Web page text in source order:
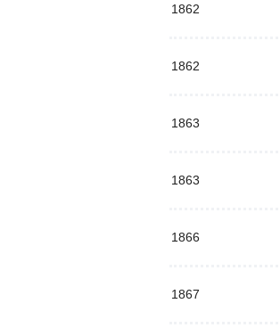
1862
1862
1863
1863
1866
1867